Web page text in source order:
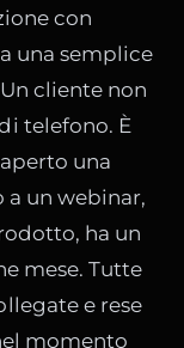
con
una semplice
cliente non
telefono. È
una
un webinar,
ha un
mese. Tutte
e rese
momento